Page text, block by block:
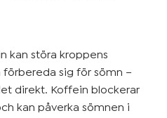
kan störa kroppens
sig för sömn –
direkt. Koffein blockerar
kan påverka sömnen i